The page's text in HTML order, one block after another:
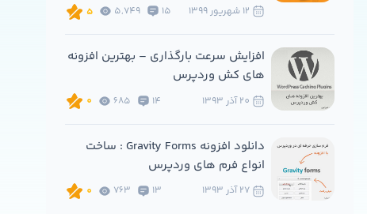
15
5,749
5
افزایش سرعت بارگذاری – بهترین افزونه
های کش وردپرس
14
685
0
دانلود افزونه Gravity Forms : ساخت
انواع فرم های وردپرس
13
763
0